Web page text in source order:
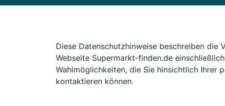
Diese Datenschutzhinweise beschreiben die
Webseite Supermarkt-finden.de
Wahlmöglichkeiten, die Sie hinsichtlich Ihrer
kontaktieren können.